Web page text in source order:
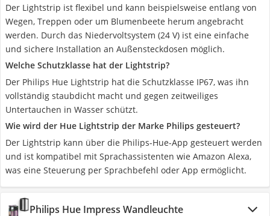
Der Lightstrip ist flexibel und kann beispielsweise entlang von
Wegen, Treppen oder um Blumenbeete herum angebracht
werden. Durch das Niedervoltsystem (24 V) ist eine einfache
und sichere Installation an Außensteckdosen möglich.
Welche Schutzklasse hat der Lightstrip?
Der Philips Hue Lightstrip hat die Schutzklasse IP67, was ihn
vollständig staubdicht macht und gegen zeitweiliges
Untertauchen in Wasser schützt.
Wie wird der Hue Lightstrip der Marke Philips gesteuert?
Der Lightstrip kann über die Philips-Hue-App gesteuert werden
und ist kompatibel mit Sprachassistenten wie Amazon Alexa,
was eine Steuerung per Sprachbefehl oder App ermöglicht.
Philips Hue Impress Wandleuchte